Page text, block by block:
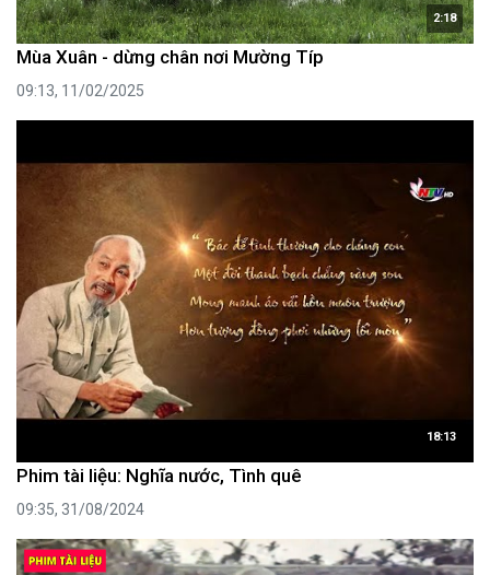
2:18
Mùa Xuân - dừng chân nơi Mường Típ
09:13, 11/02/2025
18:13
Phim tài liệu: Nghĩa nước, Tình quê
09:35, 31/08/2024